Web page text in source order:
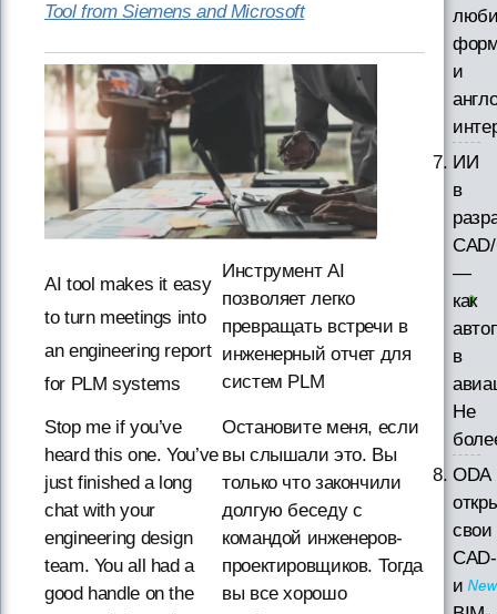
Tool from Siemens and Microsoft
AI tool makes it easy
to turn meetings into
an engineering report
for PLM systems
Инструмент AI
позволяет легко
превращать встречи в
инженерный отчет для
систем PLM
Stop me if you’ve
heard this one. You’ve
just finished a long
chat with your
engineering design
team. You all had a
good handle on the
Остановите меня, если
вы слышали это. Вы
только что закончили
долгую беседу с
командой инженеров-
проектировщиков. Тогда
вы все хорошо
и
ИИ
в
—
как
в
Не
ODA
свои
CAD-
и